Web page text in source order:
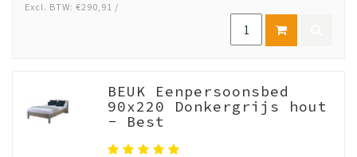
Excl. BTW: €290,91 /
BEUK Eenpersoonsbed
90x220 Donkergrijs hout
- Best